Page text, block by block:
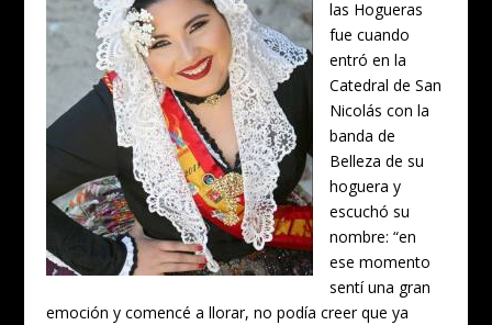
las Hogueras
fue cuando
entró en la
Catedral de San
Nicolás con la
banda de
Belleza de su
hoguera y
escuchó su
nombre: “en
ese momento
sentí una gran
emoción y comencé a llorar, no podía creer que ya